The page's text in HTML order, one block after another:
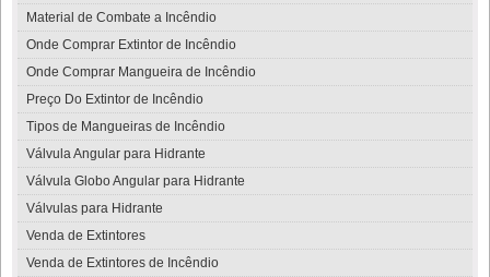
Material de Combate a Incêndio
Onde Comprar Extintor de Incêndio
Onde Comprar Mangueira de Incêndio
Preço Do Extintor de Incêndio
Tipos de Mangueiras de Incêndio
Válvula Angular para Hidrante
Válvula Globo Angular para Hidrante
Válvulas para Hidrante
Venda de Extintores
Venda de Extintores de Incêndio